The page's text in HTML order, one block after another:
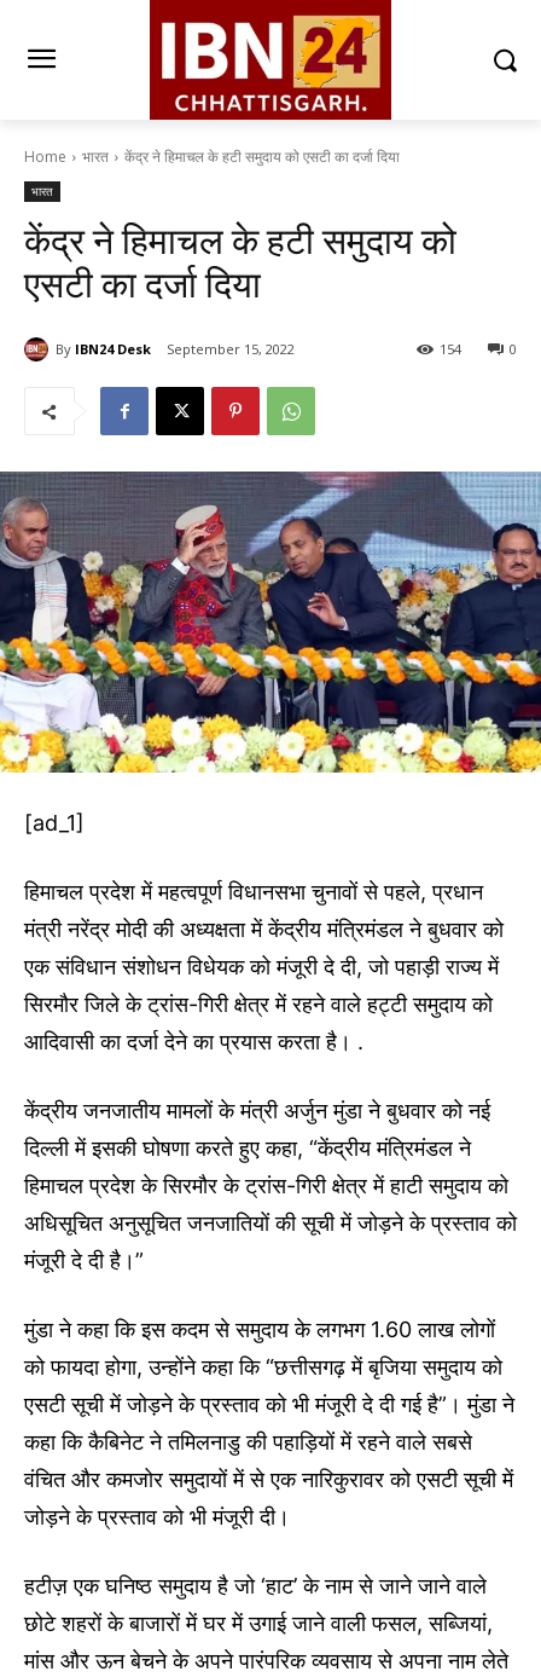
Home भारत केंद्र ने हिमाचल के हटी समुदाय को एसटी का दर्जा दिया
भारत
केंद्र ने हिमाचल के हटी समुदाय को
एसटी का दर्जा दिया
By IBN24 Desk September 15, 2022 0
154
[ad_1]
हिमाचल प्रदेश में महत्वपूर्ण विधानसभा चुनावों से पहले, प्रधान
मंत्री नरेंद्र मोदी की अध्यक्षता में केंद्रीय मंत्रिमंडल ने बुधवार को
एक संविधान संशोधन विधेयक को मंजूरी दे दी, जो पहाड़ी राज्य में
सिरमौर जिले के ट्रांस-गिरी क्षेत्र में रहने वाले हट्टी समुदाय को
आदिवासी का दर्जा देने का प्रयास करता है। .
केंद्रीय जनजातीय मामलों के मंत्री अर्जुन मुंडा ने बुधवार को नई
दिल्ली में इसकी घोषणा करते हुए कहा, “केंद्रीय मंत्रिमंडल ने
हिमाचल प्रदेश के सिरमौर के ट्रांस-गिरी क्षेत्र में हाटी समुदाय को
अधिसूचित अनुसूचित जनजातियों की सूची में जोड़ने के प्रस्ताव को
मंजूरी दे दी है।”
मुंडा ने कहा कि इस कदम से समुदाय के लगभग 1.60 लाख लोगों
को फायदा होगा, उन्होंने कहा कि “छत्तीसगढ़ में बृजिया समुदाय को
एसटी सूची में जोड़ने के प्रस्ताव को भी मंजूरी दे दी गई है”। मुंडा ने
कहा कि कैबिनेट ने तमिलनाडु की पहाड़ियों में रहने वाले सबसे
वंचित और कमजोर समुदायों में से एक नारिकुरावर को एसटी सूची में
जोड़ने के प्रस्ताव को भी मंजूरी दी।
हटीज़ एक घनिष्ठ समुदाय है जो ‘हाट’ के नाम से जाने जाने वाले
छोटे शहरों के बाजारों में घर में उगाई जाने वाली फसल, सब्जियां,
मांस और ऊन बेचने के अपने पारंपरिक व्यवसाय से अपना नाम लेते